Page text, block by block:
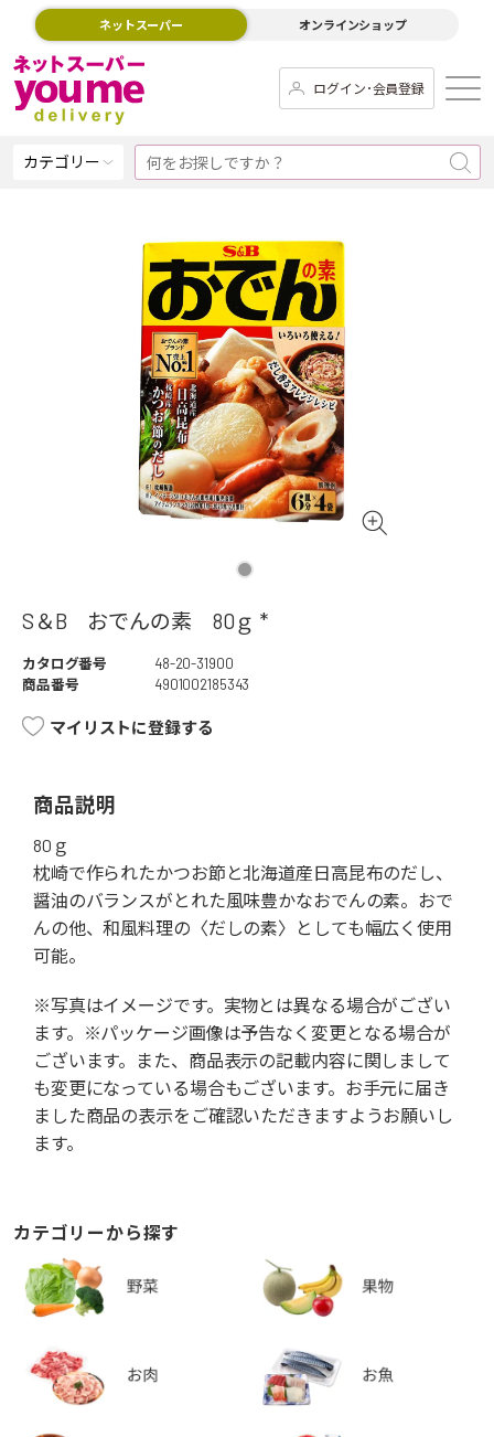
ネットスーパー オンラインショップ
ログイン･会員登録
カテゴリー
S＆B おでんの素 80ｇ *
カタログ番号
48-20-31900
商品番号
4901002185343
マイリストに登録する
商品説明
80ｇ
枕崎で作られたかつお節と北海道産日高昆布のだし、
醤油のバランスがとれた風味豊かなおでんの素。おで
んの他、和風料理の〈だしの素〉としても幅広く使用
可能。
※写真はイメージです。実物とは異なる場合がござい
ます。※パッケージ画像は予告なく変更となる場合が
ございます。また、商品表示の記載内容に関しまして
も変更になっている場合もございます。お手元に届き
ました商品の表示をご確認いただきますようお願いし
ます。
カテゴリーから探す